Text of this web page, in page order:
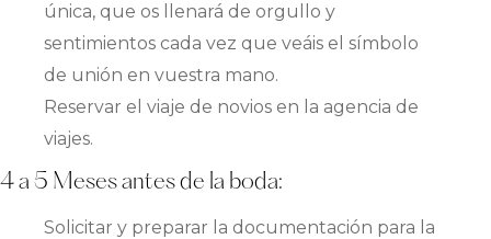
única, que os llenará de orgullo y
sentimientos cada vez que veáis el símbolo
de unión en vuestra mano.
Reservar el viaje de novios en la agencia de
viajes.
4 a 5 Meses antes de la boda:
Solicitar y preparar la documentación para la